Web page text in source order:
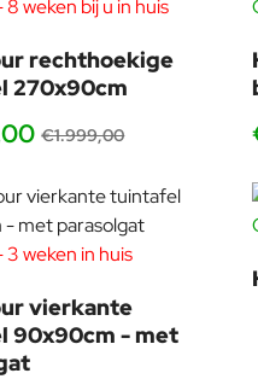
water aanbevolen,
het seizoen, bewaar in
is een natuurlijk
weken bij u in huis
rechthoekige
270x90cm
€1.999,00
weken in huis
vierkante
90x90cm - met